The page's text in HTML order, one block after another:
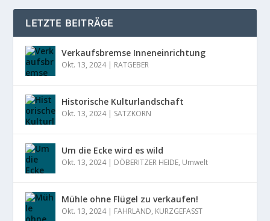
LETZTE BEITRÄGE
Verkaufsbremse Inneneinrichtung
Okt. 13, 2024| RATGEBER
Historische Kulturlandschaft
Okt. 13, 2024| SATZKORN
Um die Ecke wird es wild
Okt. 13, 2024| DÖBERITZER HEIDE, Umwelt
Mühle ohne Flügel zu verkaufen!
Okt. 13, 2024| FAHRLAND, KURZGEFASST